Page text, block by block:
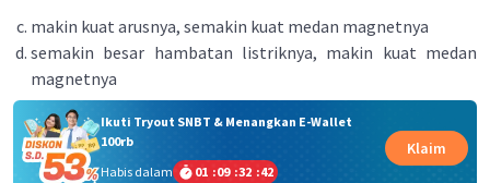
makin kuat arusnya, semakin kuat medan magnetnya
semakin besar hambatan listriknya, makin kuat medan
magnetnya
Ikuti Tryout SNBT & Menangkan E-Wallet
100rb
Habis dalam
01 :09 :32 :42
Klaim